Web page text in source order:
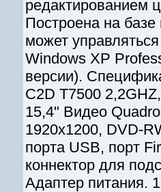
редактированием
Построена на
может
Windows XP
версии).
C2D T7500
15,4" Видео
1920x1200, DVD-
порта USB, порт
коннектор для
Адаптер питания.